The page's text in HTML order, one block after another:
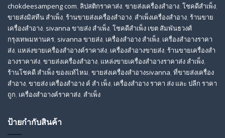
chokdeesampeng com, ลิปสติกราคาส่ง, ขายส่งเครื่องสำอาง, โชคดีสำเพ็ง,
ขายส่งมิสทีน สําเพ็ง, ร้านขายส่งเครื่องสำอาง, สําเพ็งเครื่องสําอาง, ร้านขาย
เครื่องสำอาง, sivanna ขายส่ง สําเพ็ง, โชคดีสำเพ็ง เขต สัมพันธวงศ์
กรุงเทพมหานคร, sivanna ขายส่ง, เครื่องสําอาง สําเพ็ง, เครื่องสําอางราคา
ส่ง, แหล่งขายเครื่องสําอางค์ราคาส่ง, เครื่องสําอางขายส่ง, ร้านขายเครื่องสํา
อางราคาส่ง, ขายส่งเครื่องสําอาง, แหล่งขายเครื่องสําอางราคาส่ง สําเพ็ง,
ร้านโชคดี สําเพ็ง ของแท้ไหม, ขายส่งเครื่องสําอางsivanna, ที่ขายส่งเครื่อง
สําอาง, ขายส่ง เครื่องสำอาง ค์ สำ เพ็ง, เครื่องสำอาง ราคา ส่ง และ ปลีก ราคา
ถูก, เครื่องสำอางค์ราคาส่ง, สำเพ็ง
ป้ายกำกับสินค้า